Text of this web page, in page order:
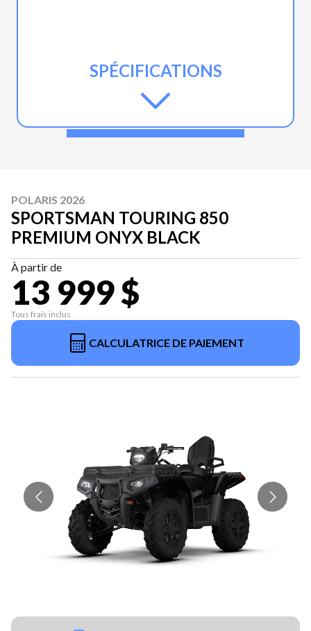
SPÉCIFICATIONS
POLARIS 2026
SPORTSMAN TOURING 850
PREMIUM ONYX BLACK
À partir de
13 999 $
Tous frais inclus
CALCULATRICE DE PAIEMENT